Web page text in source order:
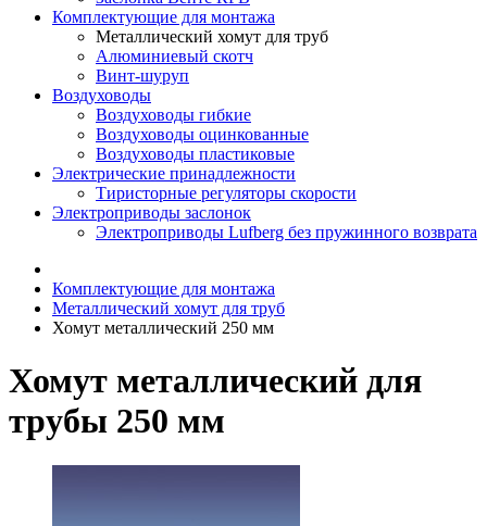
Комплектующие для монтажа
Металлический хомут для труб
Алюминиевый скотч
Винт-шуруп
Воздуховоды
Воздуховоды гибкие
Воздуховоды оцинкованные
Воздуховоды пластиковые
Электрические принадлежности
Тиристорные регуляторы скорости
Электроприводы заслонок
Электроприводы Lufberg без пружинного возврата
Комплектующие для монтажа
Металлический хомут для труб
Хомут металлический 250 мм
Хомут металлический для
трубы 250 мм